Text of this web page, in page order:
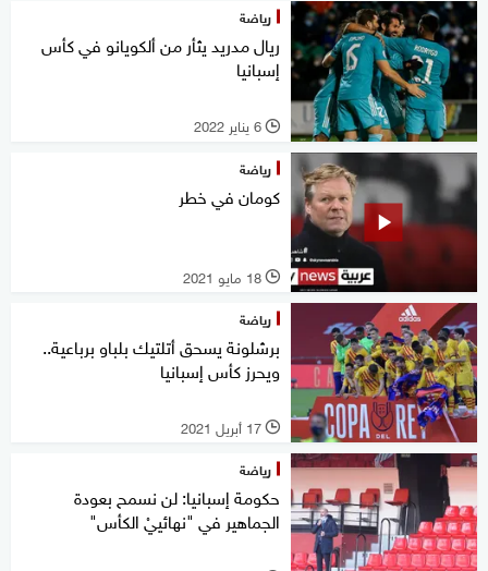
رياضة
ريال مدريد يثأر من ألكويانو في كأس
إسبانيا
l 6 يناير 2022
رياضة
كومان في خطر
l 18 مايو 2021
رياضة
برشلونة يسحق أتلتيك بلباو برباعية..
ويحرز كأس إسبانيا
l 17 أبريل 2021
رياضة
حكومة إسبانيا: لن نسمح بعودة
الجماهير في "نهائييْ الكأس"